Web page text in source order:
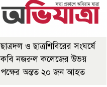
ছাত্রদল ও ছাত্রশিবিরের সংঘর্ষে
কবি নজরুল কলেজের উভয়
পক্ষের অন্তত ২০ জন আহত